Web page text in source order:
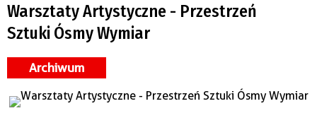
Kategoria
Miejsce
Warsztaty Artystyczne - Przestrzeń
Sztuki Ósmy Wymiar
Archiwum